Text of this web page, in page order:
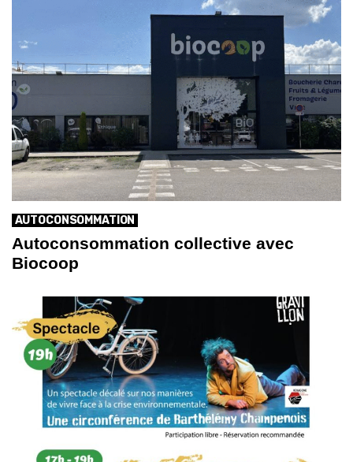
AUTOCONSOMMATION
Autoconsommation collective avec
Biocoop